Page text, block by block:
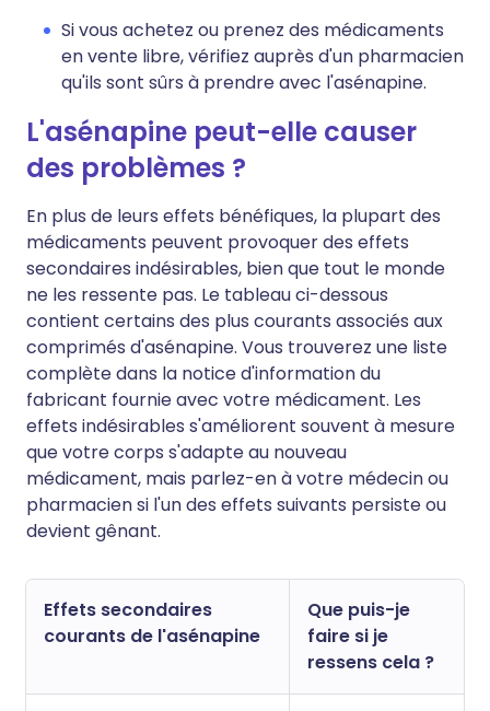
Si vous achetez ou prenez des médicaments
en vente libre, vérifiez auprès d'un pharmacien
qu'ils sont sûrs à prendre avec l'asénapine.
L'asénapine peut-elle causer
des problèmes ?
En plus de leurs effets bénéfiques, la plupart des
médicaments peuvent provoquer des effets
secondaires indésirables, bien que tout le monde
ne les ressente pas. Le tableau ci-dessous
contient certains des plus courants associés aux
comprimés d'asénapine. Vous trouverez une liste
complète dans la notice d'information du
fabricant fournie avec votre médicament. Les
effets indésirables s'améliorent souvent à mesure
que votre corps s'adapte au nouveau
médicament, mais parlez-en à votre médecin ou
pharmacien si l'un des effets suivants persiste ou
devient gênant.
Effets secondaires
courants de l'asénapine
Que puis-je
faire si je
ressens cela ?